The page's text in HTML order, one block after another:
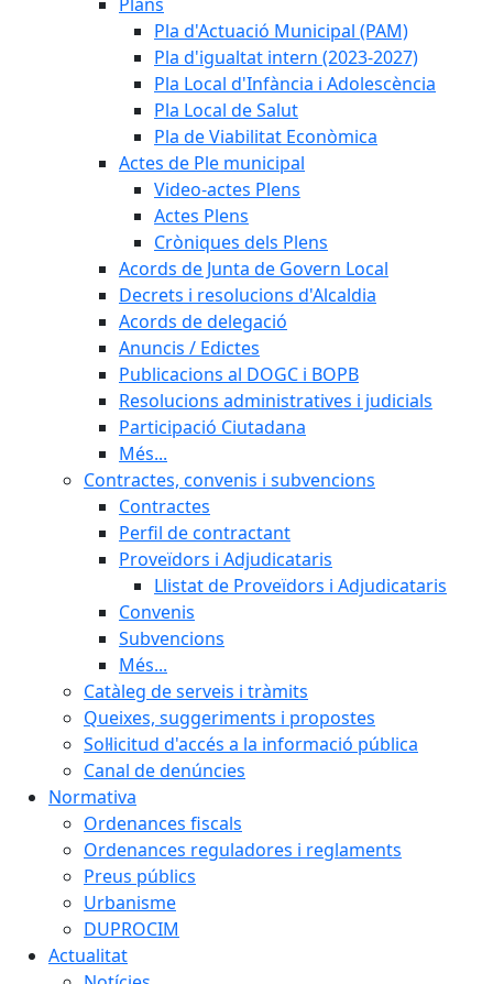
Pla d'Actuació Municipal (PAM)
Pla d'igualtat intern (2023-2027)
Pla Local d'Infància i Adolescència
Pla Local de Salut
Pla de Viabilitat Econòmica
Actes de Ple municipal
Video-actes Plens
Actes Plens
Cròniques dels Plens
Acords de Junta de Govern Local
Decrets i resolucions d'Alcaldia
Acords de delegació
Anuncis / Edictes
Publicacions al DOGC i BOPB
Resolucions administratives i judicials
Participació Ciutadana
Més...
Contractes, convenis i subvencions
Contractes
Perfil de contractant
Proveïdors i Adjudicataris
Llistat de Proveïdors i Adjudicataris
Convenis
Subvencions
Més...
Catàleg de serveis i tràmits
Queixes, suggeriments i propostes
Sol·licitud d'accés a la informació pública
Canal de denúncies
Normativa
Ordenances fiscals
Ordenances reguladores i reglaments
Preus públics
Urbanisme
DUPROCIM
Actualitat